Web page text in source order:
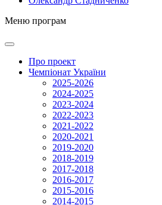
Меню програм
Про проект
Чемпіонат України
2025-2026
2024-2025
2023-2024
2022-2023
2021-2022
2020-2021
2019-2020
2018-2019
2017-2018
2016-2017
2015-2016
2014-2015